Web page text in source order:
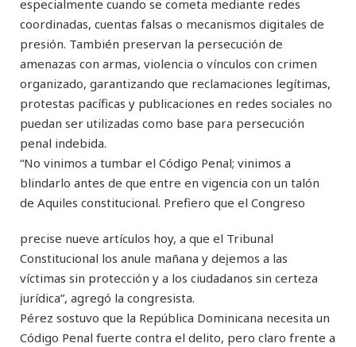
especialmente cuando se cometa mediante redes
coordinadas, cuentas falsas o mecanismos digitales de
presión. También preservan la persecución de
amenazas con armas, violencia o vínculos con crimen
organizado, garantizando que reclamaciones legítimas,
protestas pacíficas y publicaciones en redes sociales no
puedan ser utilizadas como base para persecución
penal indebida.
“No vinimos a tumbar el Código Penal; vinimos a
blindarlo antes de que entre en vigencia con un talón
de Aquiles constitucional. Prefiero que el Congreso
precise nueve artículos hoy, a que el Tribunal
Constitucional los anule mañana y deįemos a las
víctimas sin protección y a los ciudadanos sin certeza
įurídica”, agregó la congresista.
Pérez sostuvo que la República Dominicana necesita un
Código Penal fuerte contra el delito, pero claro frente a